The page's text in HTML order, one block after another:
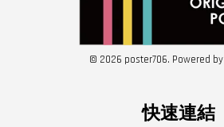
© 2026 poster706. Powered by
快速連結